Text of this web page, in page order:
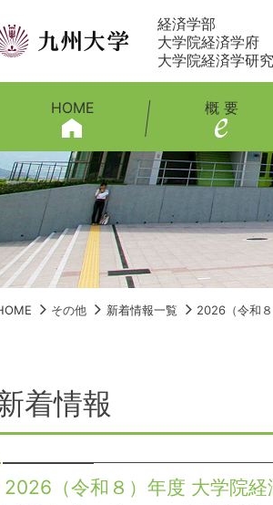
経済学部
大学院経済学府
大学院経済学研
HOME 概 要
その他 新着情報一覧 2026（令和
着情報
2026（令和８）年度 大学院